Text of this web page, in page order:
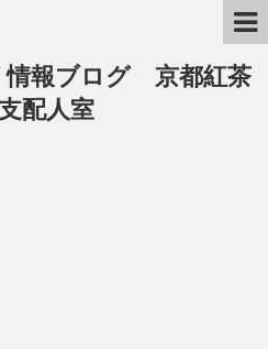
情報ブログ 京都紅茶
配人室